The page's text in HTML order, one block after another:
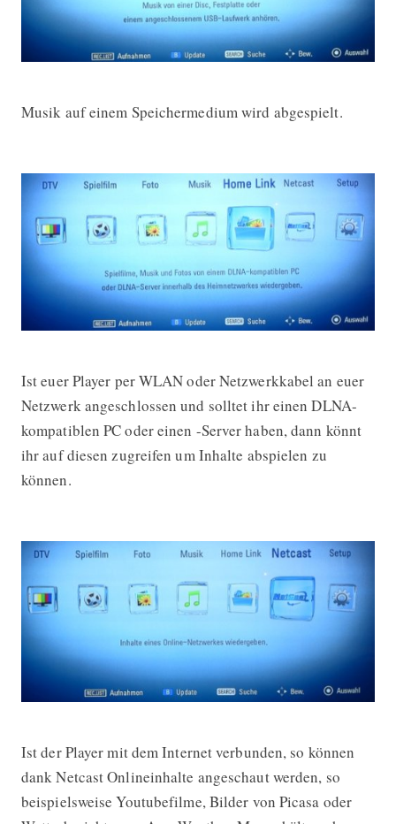
Musik auf einem Speichermedium wird abgespielt.
Ist euer Player per WLAN oder Netzwerkkabel an euer
Netzwerk angeschlossen und solltet ihr einen DLNA-
kompatiblen PC oder einen -Server haben, dann könnt
ihr auf diesen zugreifen um Inhalte abspielen zu
können.
Ist der Player mit dem Internet verbunden, so können
dank Netcast Onlineinhalte angeschaut werden, so
beispielsweise Youtubefilme, Bilder von Picasa oder